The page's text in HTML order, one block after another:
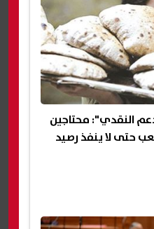
النقدي": محتاجين
حتى لا ينفذ رصيد